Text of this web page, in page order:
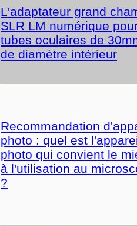
L'adaptateur grand
SLR LM numérique
tubes oculaires de
de diamètre intérieur
Recommandation
photo : quel est
photo qui convient le
à l'utilisation au
?